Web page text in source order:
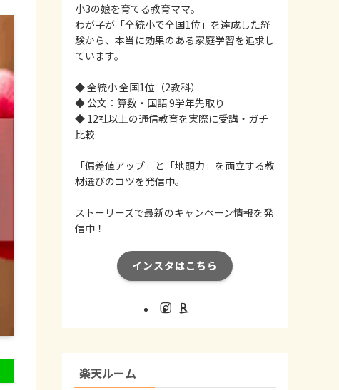
小3の娘を育てる教育ママ。
わが子が「全統小で全国1位」を達成した経
験から、本当に効果のある家庭学習を追求し
ています。
◆ 全統小 全国1位（2教科）
◆ 公文：算数・国語 9学年先取り
◆ 12社以上の通信教育を実際に受講・ガチ
比較
「偏差値アップ」と「地頭力」を両立する教
材選びのコツを発信中。
ストーリーズで最新のキャンペーン情報を発
信中！
インスタはこちら
楽天ルーム